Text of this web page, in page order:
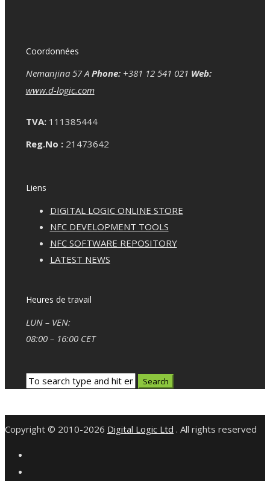
Coordonnées
Nemanjina 57 A Phone:+381 12 541 021 Web:
www.d-logic.com
TVA:111385444
Reg.No :21473642
Liens
DIGITAL LOGIC ONLINE STORE
NFC DEVELOPMENT TOOLS
NFC SOFTWARE REPOSITORY
LATEST NEWS
Heures de travail
LUN – VEN:
08:00 – 16:00 CET
Copyright © 2010-2026 Digital Logic Ltd . All rights reserved